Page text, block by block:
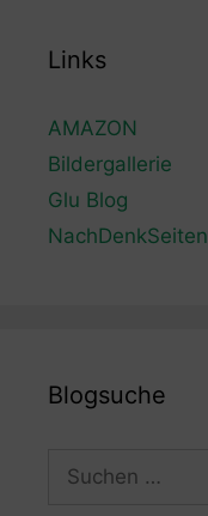
Links
AMAZON
Bildergallerie
Glu Blog
NachDenkSeiten
Blogsuche